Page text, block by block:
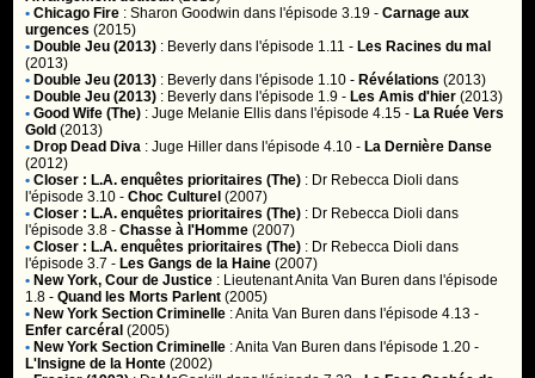
• Chicago Fire :Sharon Goodwin dans l'épisode 3.19 -Carnage aux
urgences (2015)
• Double Jeu (2013) : Beverly dans l'épisode 1.11 - Les Racines du mal
(2013)
• Double Jeu (2013) : Beverly dans l'épisode 1.10 - Révélations (2013)
• Double Jeu (2013) : Beverly dans l'épisode 1.9 - Les Amis d'hier (2013)
• Good Wife (The) :Juge Melanie Ellis dans l'épisode 4.15 - La Ruée Vers
Gold (2013)
• Drop Dead Diva :Juge Hiller dans l'épisode 4.10 - La Dernière Danse
(2012)
• Closer : L.A. enquêtes prioritaires (The) : Dr Rebecca Dioli dans
l'épisode 3.10 -Choc Culturel (2007)
• Closer : L.A. enquêtes prioritaires (The) : Dr Rebecca Dioli dans
l'épisode 3.8 -Chasse à l'Homme (2007)
• Closer : L.A. enquêtes prioritaires (The) : Dr Rebecca Dioli dans
l'épisode 3.7 - Les Gangs de la Haine (2007)
• New York, Cour de Justice : Lieutenant Anita Van Buren dans l'épisode
1.8 -Quand les Morts Parlent (2005)
• New York Section Criminelle :Anita Van Buren dans l'épisode 4.13 -
Enfer carcéral (2005)
• New York Section Criminelle :Anita Van Buren dans l'épisode 1.20 -
L'Insigne de la Honte (2002)